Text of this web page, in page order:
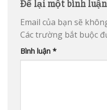
Để lại một bình luận
Email của bạn sẽ
Các trường bắt buộc
Bình luận *